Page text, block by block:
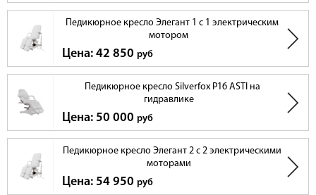
Педикюрное кресло Элегант 1 с 1 электрическим
мотором
Цена: 42 850 руб
Педикюрное кресло Silverfox Р16 ASTI на
гидравлике
Цена: 50 000 руб
Педикюрное кресло Элегант 2 с 2 электрическими
моторами
Цена: 54 950 руб